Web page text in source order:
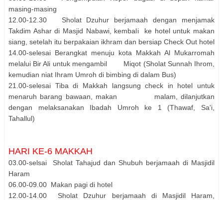
masing-masing
12.00-12.30 Sholat Dzuhur berjamaah dengan menjamak
Takdim Ashar di Masjid Nabawi, kembali ke hotel untuk makan
siang, setelah itu berpakaian ikhram dan bersiap Check Out hotel
14.00-selesai Berangkat menuju kota Makkah Al Mukarromah
melalui Bir Ali untuk mengambil Miqot (Sholat Sunnah Ihrom,
kemudian niat Ihram Umroh di bimbing di dalam Bus)
21.00-selesai Tiba di Makkah langsung check in hotel untuk
menaruh barang bawaan, makan malam, dilanjutkan
dengan melaksanakan Ibadah Umroh ke 1 (Thawaf, Sa'i,
Tahallul)
HARI KE-6 MAKKAH
03.00-selsai Sholat Tahajud dan Shubuh berjamaah di Masjidil
Haram
06.00-09.00 Makan pagi di hotel
12.00-14.00 Sholat Dzuhur berjamaah di Masjidil Haram,